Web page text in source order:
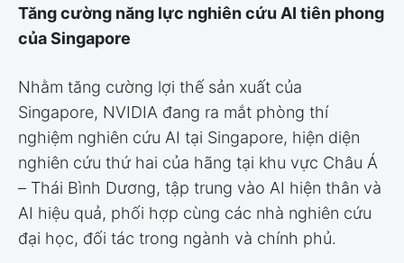
Tăng cường năng lực nghiên cứu AI tiên phong
của Singapore
Nhằm tăng cường lợi thế sản xuất của
Singapore, NVIDIA đang ra mắt phòng thí
nghiệm nghiên cứu AI tại Singapore, hiện diện
nghiên cứu thứ hai của hãng tại khu vực Châu Á
– Thái Bình Dương, tập trung vào AI hiện thân và
AI hiệu quả, phối hợp cùng các nhà nghiên cứu
đại học, đối tác trong ngành và chính phủ.